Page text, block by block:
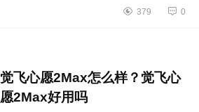
176plus区别 海尔云溪176pro怎
379 0
觉飞心愿2Max怎么样？觉飞心
愿2Max好用吗